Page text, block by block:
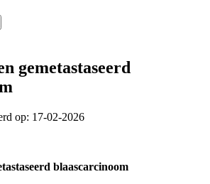
gemetastaseerd
op: 17-02-2026
blaascarcinoom